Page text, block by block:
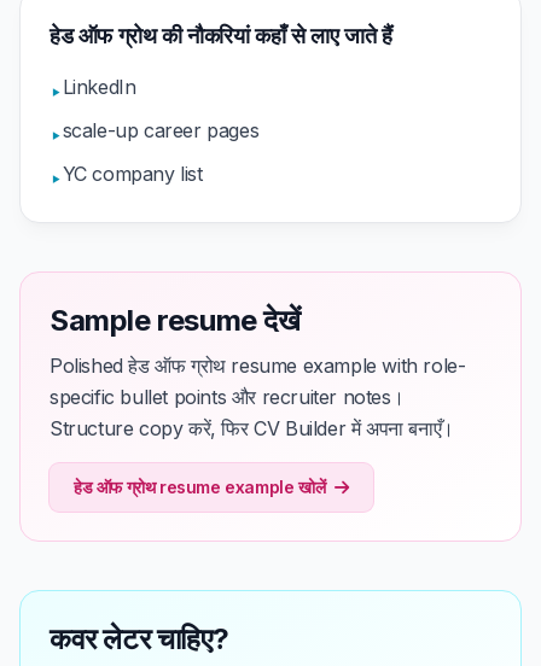
हेड ऑफ ग्रोथ की नौकरियां कहाँ से लाए जाते हैं
▸LinkedIn
▸scale-up career pages
▸YC company list
Sample resume देखें
Polished हेड ऑफ ग्रोथ resume example with role-
specific bullet points और recruiter notes।
Structure copy करें, फिर CV Builder में अपना बनाएँ।
हेड ऑफ ग्रोथ resume example खोलें
कवर लेटर चाहिए?